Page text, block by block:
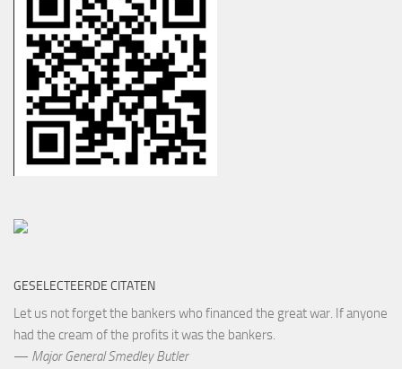
GESELECTEERDE CITATEN
Let us not forget the bankers who financed the great war. If anyone
had the cream of the profits it was the bankers.
— Major General Smedley Butler